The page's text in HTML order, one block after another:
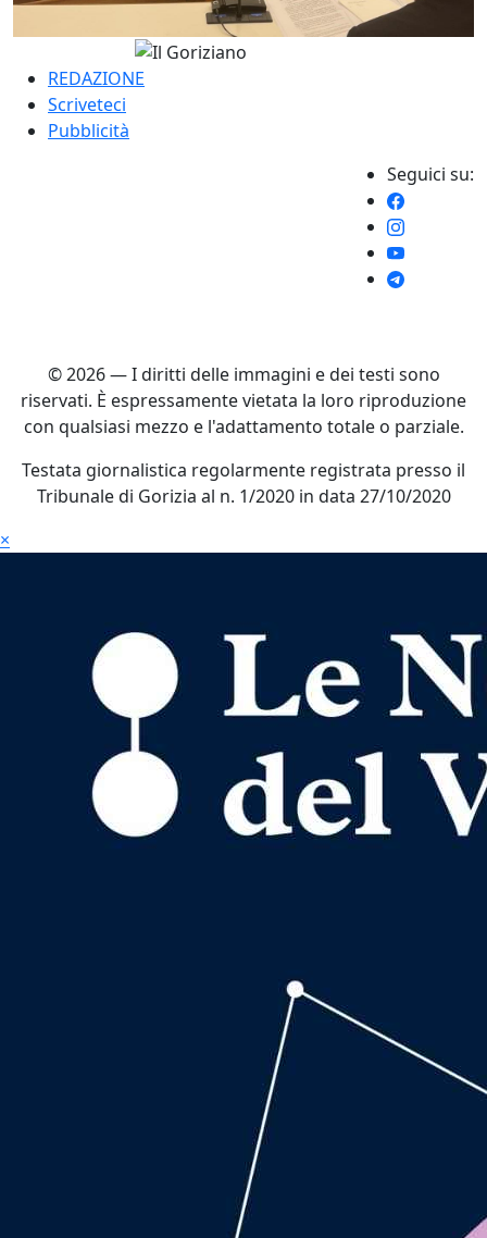
REDAZIONE
Scriveteci
Pubblicità
Seguici su:
© 2026 — I diritti delle immagini e dei testi sono
riservati. È espressamente vietata la loro riproduzione
con qualsiasi mezzo e l'adattamento totale o parziale.
Testata giornalistica regolarmente registrata presso il
Tribunale di Gorizia al n. 1/2020 in data 27/10/2020
×